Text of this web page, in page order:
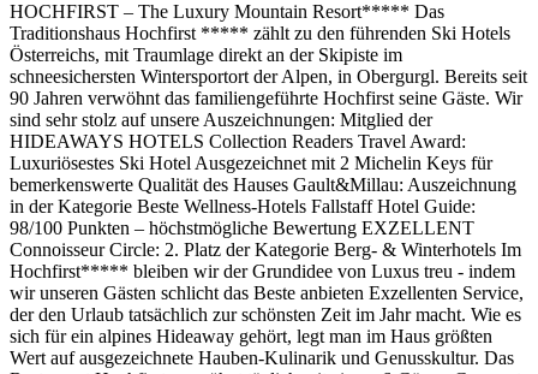
HOCHFIRST – The Luxury Mountain Resort***** Das
Traditionshaus Hochfirst ***** zählt zu den führenden Ski Hotels
Österreichs, mit Traumlage direkt an der Skipiste im
schneesichersten Wintersportort der Alpen, in Obergurgl. Bereits seit
90 Jahren verwöhnt das familiengeführte Hochfirst seine Gäste. Wir
sind sehr stolz auf unsere Auszeichnungen: Mitglied der
HIDEAWAYS HOTELS Collection Readers Travel Award:
Luxuriösestes Ski Hotel Ausgezeichnet mit 2 Michelin Keys für
bemerkenswerte Qualität des Hauses Gault&Millau: Auszeichnung
in der Kategorie Beste Wellness-Hotels Fallstaff Hotel Guide:
98/100 Punkten – höchstmögliche Bewertung EXZELLENT
Connoisseur Circle: 2. Platz der Kategorie Berg- & Winterhotels Im
Hochfirst***** bleiben wir der Grundidee von Luxus treu - indem
wir unseren Gästen schlicht das Beste anbieten Exzellenten Service,
der den Urlaub tatsächlich zur schönsten Zeit im Jahr macht. Wie es
sich für ein alpines Hideaway gehört, legt man im Haus größten
Wert auf ausgezeichnete Hauben-Kulinarik und Genusskultur. Das